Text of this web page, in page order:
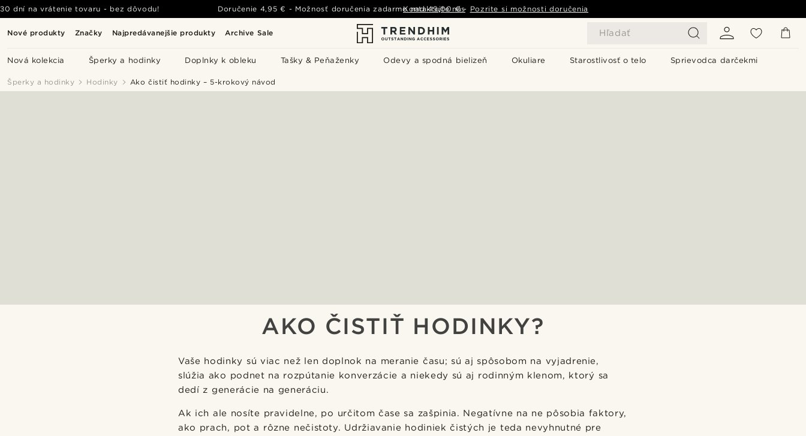
Nové produkty Značky Najpredávanejšie produkty Archive Sale Hľadať
Nová kolekcia Šperky a hodinky Doplnky k obleku Tašky & Peňaženky Odevy a spodná bielizeň Okuliare Starostlivosť o telo Sprievodca darčekmi
30 dní na vrátenie tovaru - bez dôvodu! Doručenie 4,95 € - Možnosť doručenia zadarmo nad 49,00 € - Pozrite si možnosti doručenia
Kontaktujte nás
Šperky a hodinky Hodinky Ako čistiť hodinky – 5-krokový návod
AKO ČISTIŤ HODINKY?
Vaše hodinky sú viac než len doplnok na meranie času; sú aj spôsobom na vyjadrenie,
slúžia ako podnet na rozpútanie konverzácie a niekedy sú aj rodinným klenom, ktorý sa
dedí z generácie na generáciu.
Ak ich ale nosíte pravidelne, po určitom čase sa zašpinia. Negatívne na ne pôsobia faktory,
ako prach, pot a rôzne nečistoty. Udržiavanie hodiniek čistých je teda nevyhnutné pre